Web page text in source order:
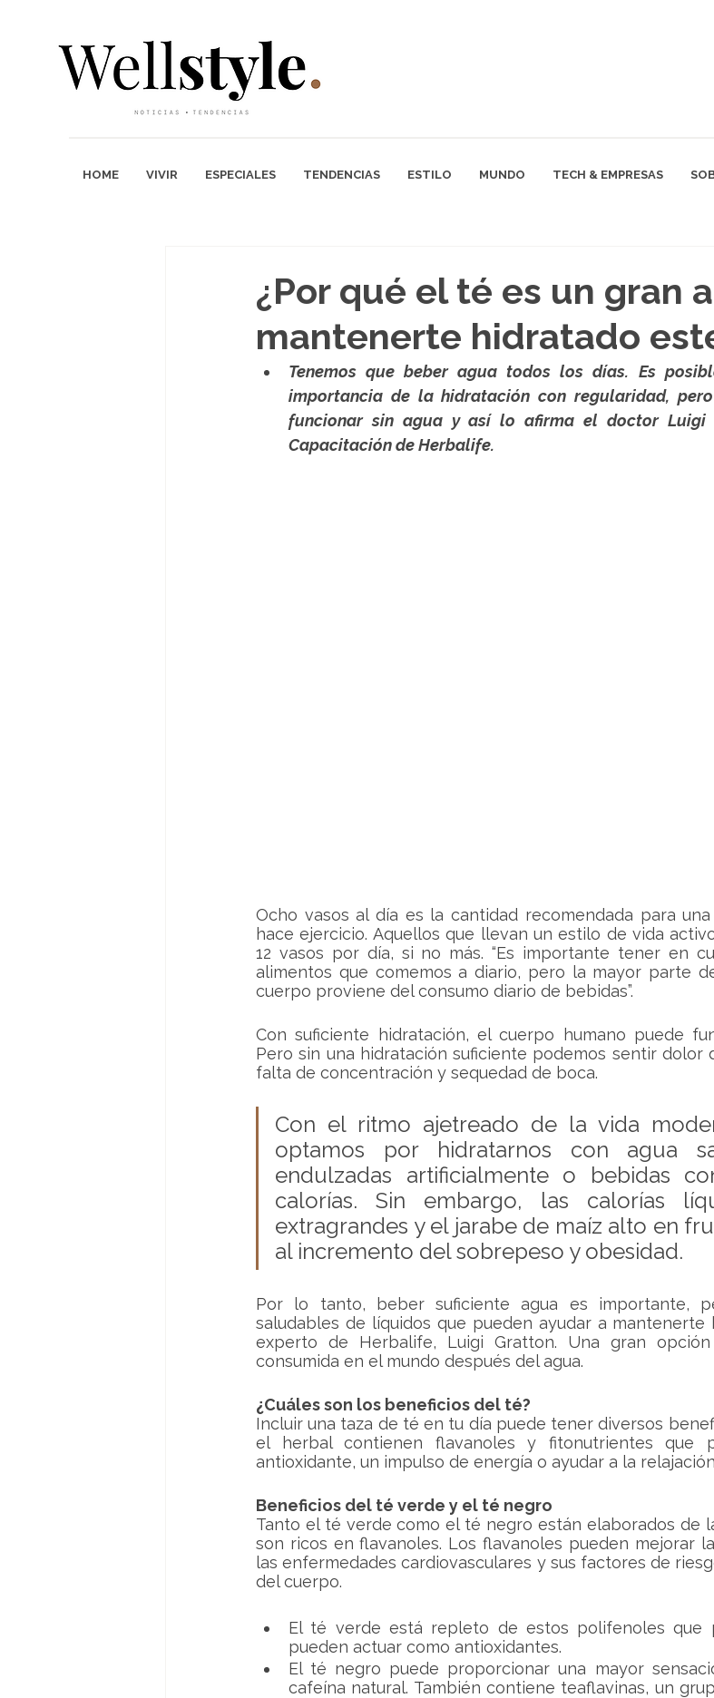
HOME VIVIR ESPECIALES TENDENCIAS ESTILO MUNDO TECH & EMPRESAS
¿Por qué el té es un gran
mantenerte hidratado
Tenemos que beber agua todos los días. Es
importancia de la hidratación con regularidad,
funcionar sin agua y así lo afirma el doctor Luigi
Capacitación de Herbalife.
Ocho vasos al día es la cantidad recomendada para
hace ejercicio. Aquellos que llevan un estilo de vida
12 vasos por día, si no más. “Es importante tener en
alimentos que comemos a diario, pero la mayor parte
cuerpo proviene del consumo diario de bebidas”.
Con suficiente hidratación, el cuerpo humano puede
Pero sin una hidratación suficiente podemos sentir dolor
falta de concentración y sequedad de boca.
Con el ritmo ajetreado de la vida
optamos por hidratarnos con agua
endulzadas artificialmente o bebidas
calorías. Sin embargo, las calorías
extragrandes y el jarabe de maíz alto en
al incremento del sobrepeso y obesidad.
Por lo tanto, beber suficiente agua es importante,
saludables de líquidos que pueden ayudar a
experto de Herbalife, Luigi Gratton. Una gran
consumida en el mundo después del agua.
¿Cuáles son los beneficios del té?
Incluir una taza de té en tu día puede tener diversos
el herbal contienen flavanoles y fitonutrientes que
antioxidante, un impulso de energía o ayudar a la
Beneficios del té verde y el té negro
Tanto el té verde como el té negro están elaborados de
son ricos en flavanoles. Los flavanoles pueden mejorar
las enfermedades cardiovasculares y sus factores de
del cuerpo.
El té verde está repleto de estos polifenoles que
pueden actuar como antioxidantes.
El té negro puede proporcionar una mayor
cafeína natural. También contiene teaflavinas, un